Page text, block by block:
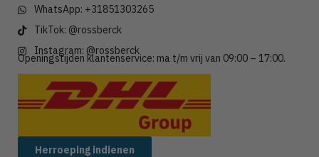
WhatsApp: +31851303265
TikTok: @rossberck
Instagram: @rossberck
Openingstijden klantenservice: ma t/m vrij van 09:00 – 17:00.
Wij verzenden met:
Herroeping indienen